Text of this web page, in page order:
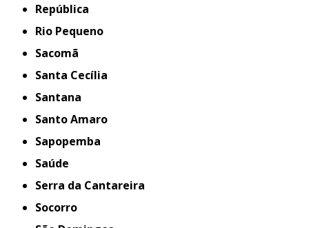
República
Rio Pequeno
Sacomã
Santa Cecília
Santana
Santo Amaro
Sapopemba
Saúde
Serra da Cantareira
Socorro